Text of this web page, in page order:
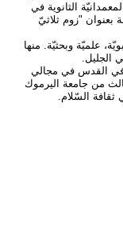
الثانوية في
بعنوان "زوم ثلاثيّ
علميّة وبحثيّة. منها
الجليل.
في القدس في مجالي
من جامعة اليرموك
السّلام.